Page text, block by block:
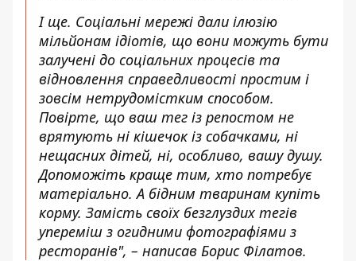
І ще. Соціальні мережі дали ілюзію
мільйонам ідіотів, що вони можуть бути
залучені до соціальних процесів та
відновлення справедливості простим і
зовсім нетрудомістким способом.
Повірте, що ваш тег із репостом не
врятують ні кішечок із собачками, ні
нещасних дітей, ні, особливо, вашу душу.
Допоможіть краще тим, хто потребує
матеріально. А бідним тваринам купіть
корму. Замість своїх безглуздих тегів
упереміш з огидними фотографіями з
ресторанів", – написав Борис Філатов.